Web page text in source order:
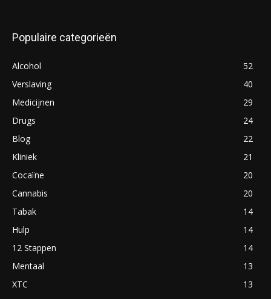
Populaire categorieën
Alcohol
52
Verslaving
40
Medicijnen
29
Drugs
24
Blog
22
Kliniek
21
Cocaïne
20
Cannabis
20
Tabak
14
Hulp
14
12 Stappen
14
Mentaal
13
XTC
13